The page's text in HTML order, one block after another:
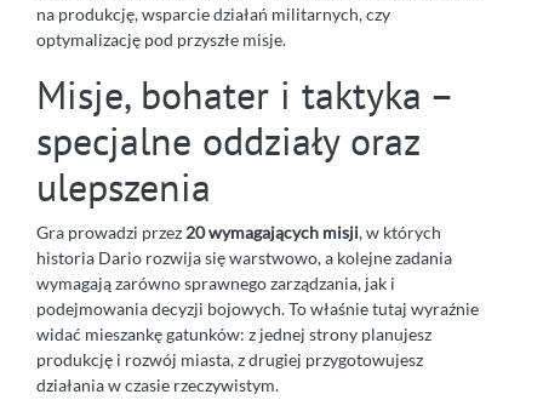
na produkcję, wsparcie działań militarnych, czy
optymalizację pod przyszłe misje.
Misje, bohater i taktyka –
specjalne oddziały oraz
ulepszenia
Gra prowadzi przez 20 wymagających misji, w których
historia Dario rozwija się warstwowo, a kolejne zadania
wymagają zarówno sprawnego zarządzania, jak i
podejmowania decyzji bojowych. To właśnie tutaj wyraźnie
widać mieszankę gatunków: z jednej strony planujesz
produkcję i rozwój miasta, z drugiej przygotowujesz
działania w czasie rzeczywistym.